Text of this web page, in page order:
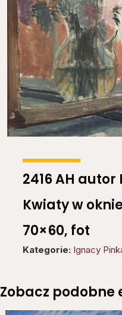
2416 AH
Kwiaty w
70×60, fot
Kategorie: Ignacy
Zobacz podobne